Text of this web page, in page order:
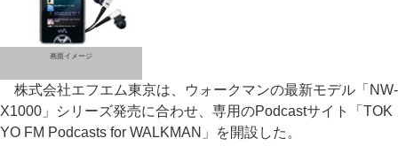
画面イメージ
株式会社エフエム東京は、ウォークマンの最新モデル「NW-
X1000」シリーズ発売に合わせ、専用のPodcastサイト「TOK
YO FM Podcasts for WALKMAN」を開設した。